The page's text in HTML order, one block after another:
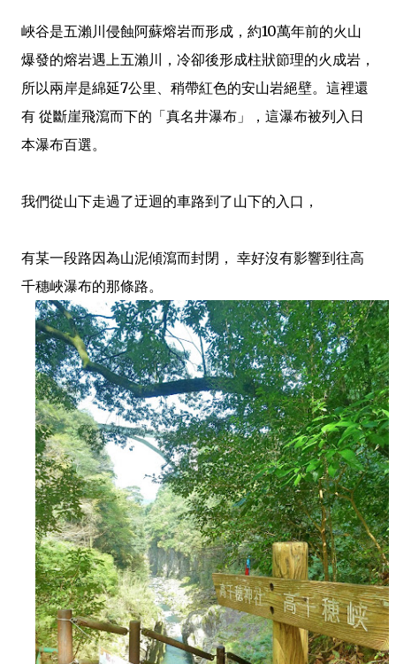
峽谷是五瀨川侵蝕阿蘇熔岩而形成，約10萬年前的火山
爆發的熔岩遇上五瀨川，冷卻後形成柱狀節理的火成岩，
所以兩岸是綿延7公里、稍帶紅色的安山岩絕壁。這裡還
有 從斷崖飛瀉而下的「真名井瀑布」，這瀑布被列入日
本瀑布百選。
我們從山下走過了迂迴的車路到了山下的入口，
有某一段路因為山泥傾瀉而封閉， 幸好沒有影響到往高
千穗峽瀑布的那條路。